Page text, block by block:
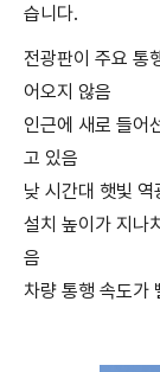
습니다.
전광판이 주요 통
어오지 않음
인근에 새로 들어
고 있음
낮 시간대 햇빛
설치 높이가 지나
음
차량 통행 속도가